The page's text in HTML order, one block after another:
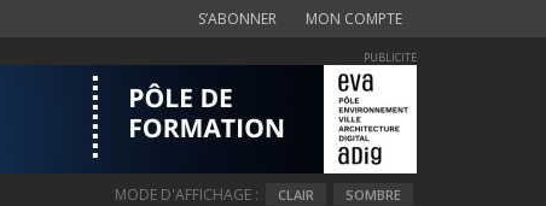
S’ABONNER MON COMPTE
PUBLICITE
MODE D'AFFICHAGE : CLAIR SOMBRE